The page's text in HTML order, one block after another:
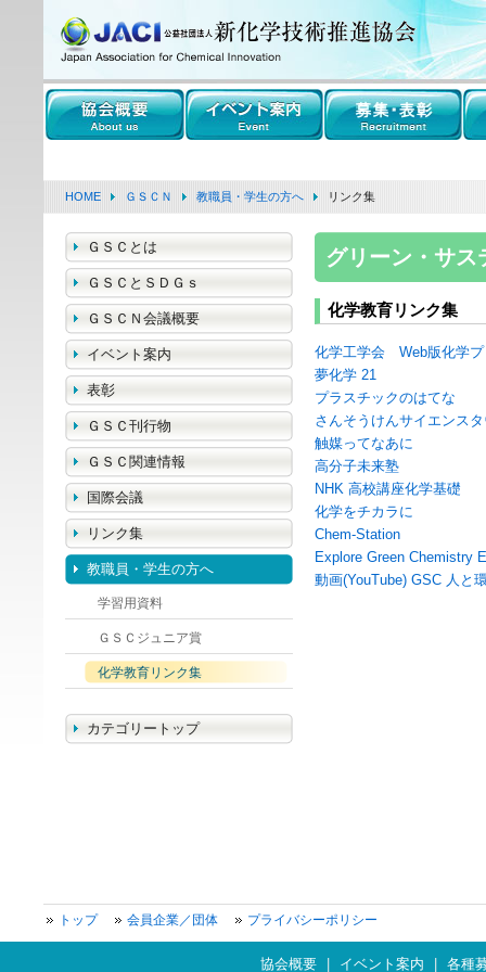
HOME ＧＳＣＮ 教職員・学生の方へ リンク集
ＧＳＣとは
ＧＳＣとＳＤＧｓ
ＧＳＣＮ会議概要
イベント案内
表彰
ＧＳＣ刊行物
ＧＳＣ関連情報
国際会議
リンク集
教職員・学生の方へ
学習用資料
ＧＳＣジュニア賞
化学教育リンク集
カテゴリートップ
グリーン・サ
化学教育リンク集
化学工学会 Web版化学プ
夢化学 21
プラスチックのはてな
さんそうけんサイエンス
触媒ってなあに
高分子未来塾
NHK 高校講座化学基礎
化学をチカラに
Chem-Station
Explore Green Chemistry
動画(YouTube) GSC 人と
トップ 会員企業／団体 プライバシーポリシー
協会概要 イベント案内
各種